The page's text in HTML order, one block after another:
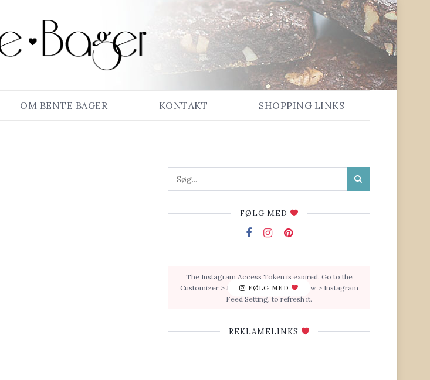
OM BENTE BAGER KONTAKT SHOPPING LINKS
FØLG MED
FØLG MED
The Instagram Access Token is expired, Go to the
Customizer > JNews : Social, Like & View > Instagram
Feed Setting, to refresh it.
REKLAMELINKS